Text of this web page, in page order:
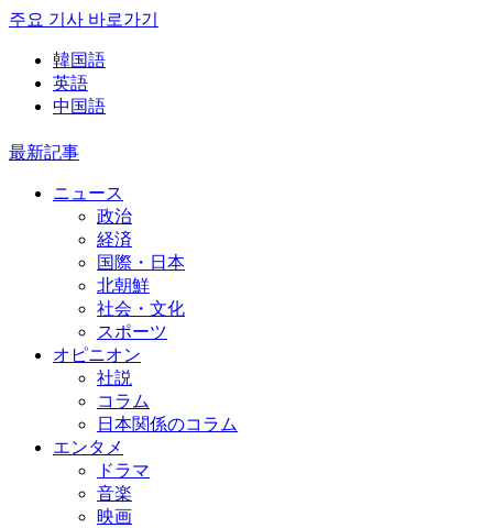
주요 기사 바로가기
韓国語
英語
中国語
最新記事
ニュース
政治
経済
国際・日本
北朝鮮
社会・文化
スポーツ
オピニオン
社説
コラム
日本関係のコラム
エンタメ
ドラマ
音楽
映画